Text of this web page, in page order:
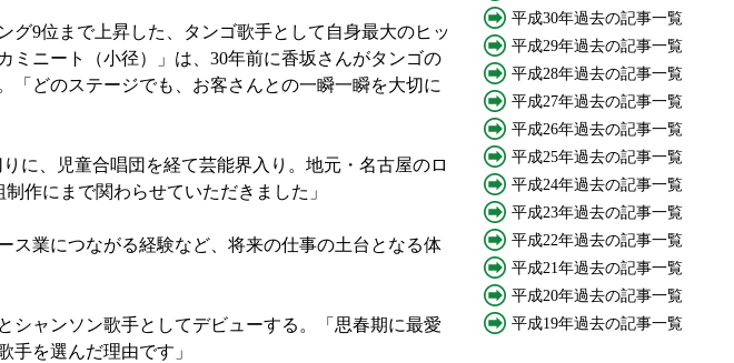
9位まで上昇した、タンゴ歌手として自身最大のヒッ
ミニート（小径）」は、30年前に香坂さんがタンゴの
どのステージでも、お客さんとの一瞬一瞬を大切に
に、児童合唱団を経て芸能界入り。地元・名古屋のロ
作にまで関わらせていただきました」
業につながる経験など、将来の仕事の土台となる体
ャンソン歌手としてデビューする。「思春期に最愛
を選んだ理由です」
平成30年過去の記事一覧
平成29年過去の記事一覧
平成28年過去の記事一覧
平成27年過去の記事一覧
平成26年過去の記事一覧
平成25年過去の記事一覧
平成24年過去の記事一覧
平成23年過去の記事一覧
平成22年過去の記事一覧
平成21年過去の記事一覧
平成20年過去の記事一覧
平成19年過去の記事一覧